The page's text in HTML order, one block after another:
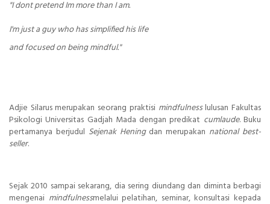
"I dont pretend Im more than I am.
I'm just a guy who has simplified his life
and focused on being mindful."
Adjie Silarus merupakan seorang praktisi mindfulnesslulusan Fakultas
Psikologi Universitas Gadjah Mada dengan predikat cumlaude. Buku
pertamanya berjudul Sejenak Heningdan merupakan national best-
seller.
Sejak 2010 sampai sekarang, dia sering diundang dan diminta berbagi
mengenai mindfulnessmelalui pelatihan, seminar, konsultasi kepada